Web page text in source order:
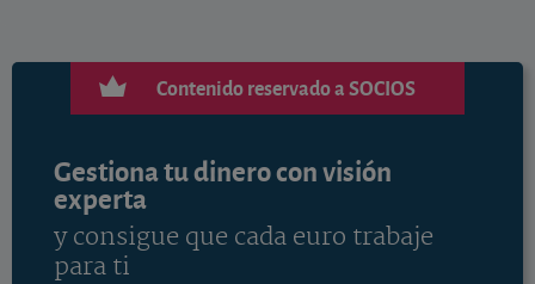
Contenido reservado a SOCIOS
Gestiona tu dinero con visión
experta
y consigue que cada euro trabaje
para ti